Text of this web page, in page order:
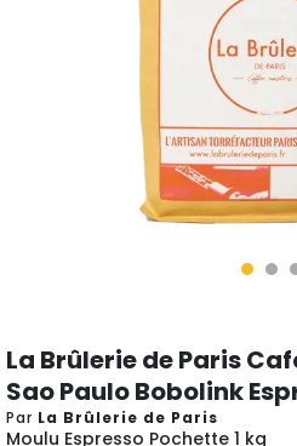
La Brûlerie de Paris
Sao Paulo Bobolink
Par La Brûlerie de Paris
Moulu Espresso Pochette 1 kg